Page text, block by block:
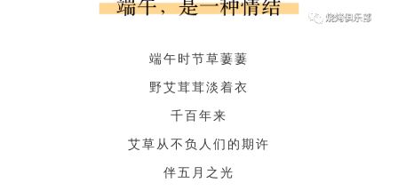
端午时节草萋萋
野艾茸茸淡着衣
千百年来
艾草从不负人们的期许
伴五月之光